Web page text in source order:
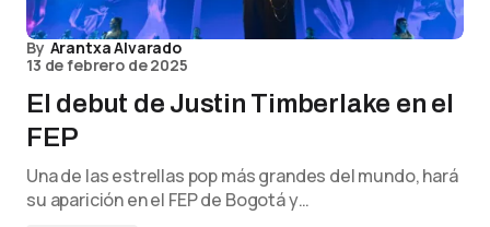
By Arantxa Alvarado
13 de febrero de 2025
El debut de Justin Timberlake en el
FEP
Una de las estrellas pop más grandes del mundo, hará
su aparición en el FEP de Bogotá y…